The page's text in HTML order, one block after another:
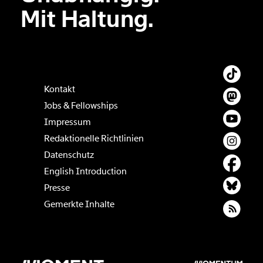
Mit Haltung.
Kontakt
Jobs & Fellowships
Impressum
Redaktionelle Richtlinien
Datenschutz
English Introduction
Presse
Gemerkte Inhalte